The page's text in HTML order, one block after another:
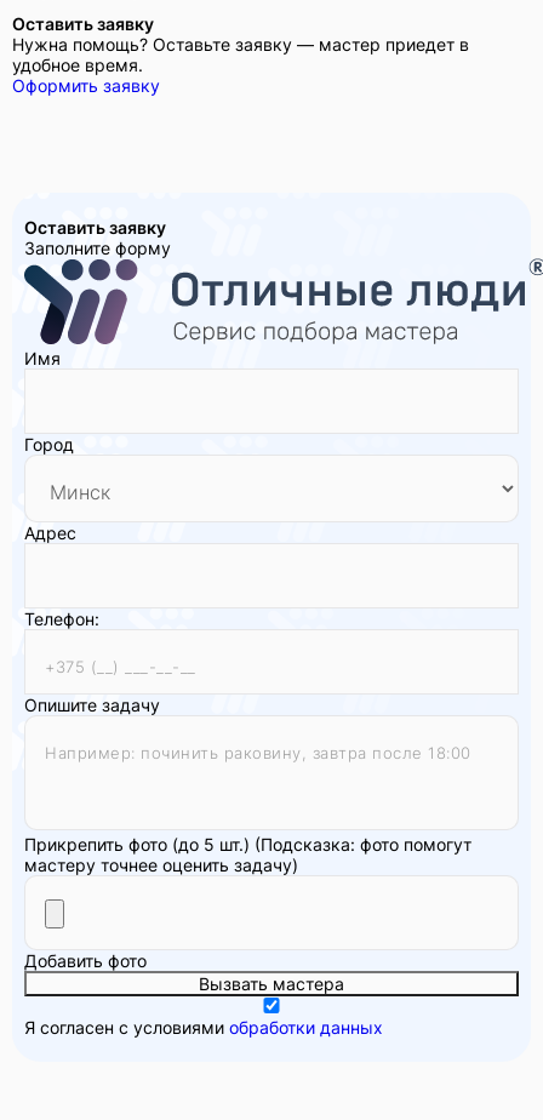
Оставить заявку
Нужна помощь? Оставьте заявку — мастер приедет в
удобное время.
Оформить заявку
Оставить заявку
Заполните форму
Имя
Город
Адрес
Телефон:
Опишите задачу
Прикрепить фото (до 5 шт.) (Подсказка: фото помогут
мастеру точнее оценить задачу)
Добавить фото
Вызвать мастера
Я согласен с условиями обработки данных